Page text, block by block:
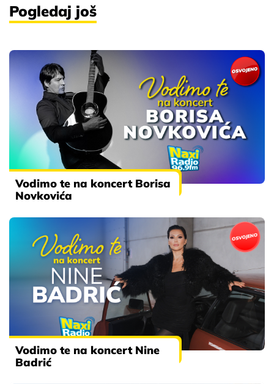
Pogledaj još
Vodimo te na koncert Borisa
Novkovića
Vodimo te na koncert Nine
Badrić